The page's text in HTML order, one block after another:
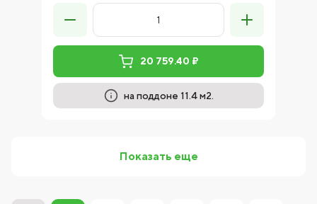
20 759.40 ₽
на поддоне 11.4 м2.
Показать еще